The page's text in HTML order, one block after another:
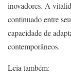
inovadores. A
continuado entre
capacidade de
contemporâneos.
Leia também: